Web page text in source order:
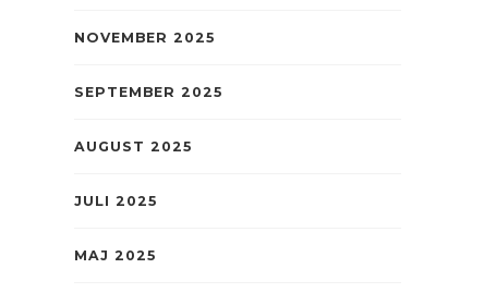
NOVEMBER 2025
SEPTEMBER 2025
AUGUST 2025
JULI 2025
MAJ 2025